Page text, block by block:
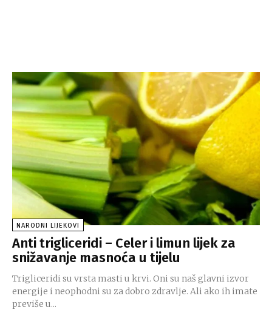
NARODNI LIJEKOVI
Anti trigliceridi – Celer i limun lijek za
snižavanje masnoća u tijelu
Trigliceridi su vrsta masti u krvi. Oni su naš glavni izvor
energije i neophodni su za dobro zdravlje. Ali ako ih imate
previše u...